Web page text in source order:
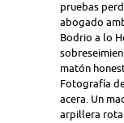
pruebas
abogado
Bodrio a lo
matón
Fotografía
acera. Un
arpillera